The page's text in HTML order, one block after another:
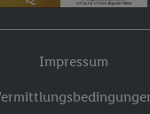
Impressum